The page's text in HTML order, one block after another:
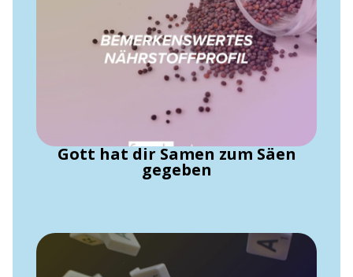
Gott hat dir Samen zum Säen
gegeben